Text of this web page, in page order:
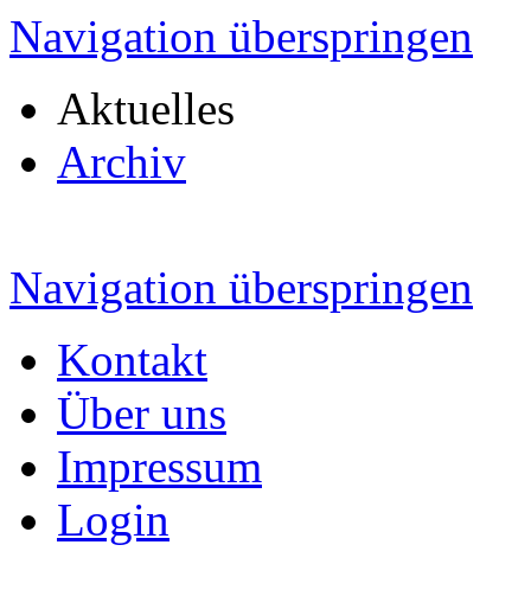
Navigation überspringen
Aktuelles
Archiv
Navigation überspringen
Kontakt
Über uns
Impressum
Login